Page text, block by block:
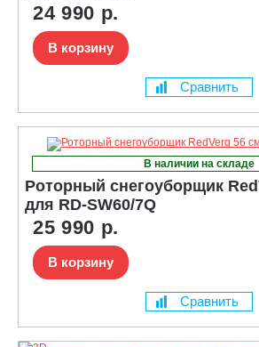
24 990 р.
В корзину
Сравнить
В наличии на складе
Роторный снегоуборщик
для RD-SW60/7Q
25 990 р.
В корзину
Сравнить